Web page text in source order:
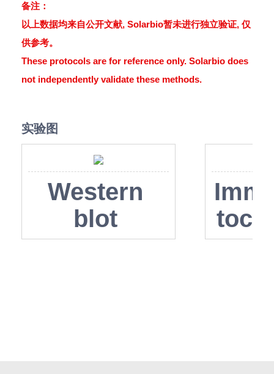
备注：
以上数据均来自公开文献, Solarbio暂未进行独立验证, 仅
供参考。
These protocols are for reference only. Solarbio does
not independently validate these methods.
实验图
Western
blot
analysis